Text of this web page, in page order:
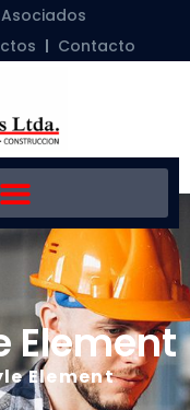
Contacto
Element
Element